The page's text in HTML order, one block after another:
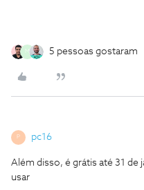
M 5 pessoas gostaram
P pc16
Além disso, é grátis até 31
usar